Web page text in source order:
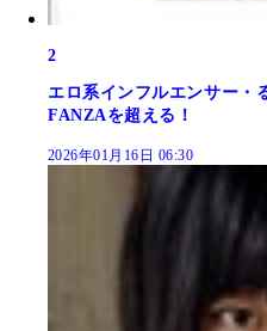
2
エロ系インフルエンサー
FANZAを超える！
2026年01月16日 06:30